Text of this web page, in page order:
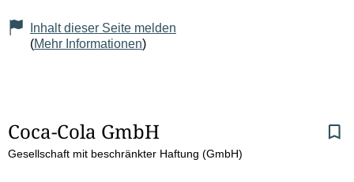
Inhalt dieser Seite melden
(Mehr Informationen)
S
e
Coca-Cola GmbH
Gesellschaft mit beschränkter Haftung (GmbH)